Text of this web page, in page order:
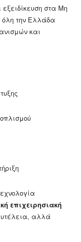
στα Μη
όλη την Ελλάδα
και
επιχειρησιακή
αλλά